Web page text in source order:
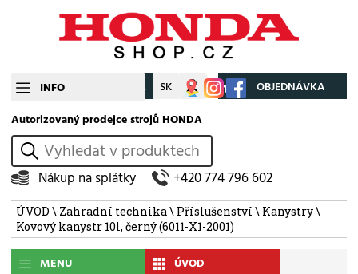
INFO CZ SK Můj účet OBJEDNÁVKA
Autorizovaný prodejce strojů HONDA
vyhledat
Nákup na splátky +420 774 796 602
ÚVOD \ Zahradní technika\ Příslušenství \ Kanystry\
Kovový kanystr 10l, černý (6011-X1-2001)
MENU ÚVOD